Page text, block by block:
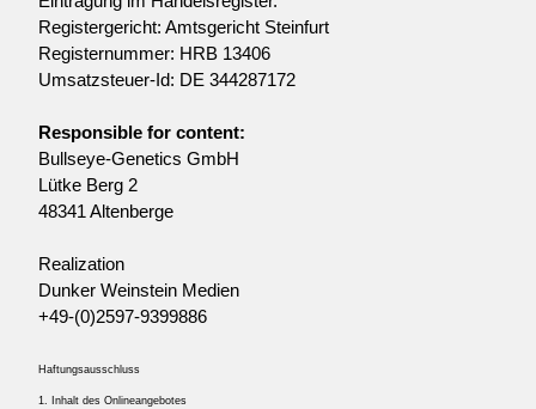
Registergericht: Amtsgericht Steinfurt
Registernummer: HRB 13406
Umsatzsteuer-Id: DE 344287172
Responsible for content:
Bullseye-Genetics GmbH
Lütke Berg 2
48341 Altenberge
Realization
Dunker Weinstein Medien
+49-(0)2597-9399886
Haftungsausschluss
1. Inhalt des Onlineangebotes